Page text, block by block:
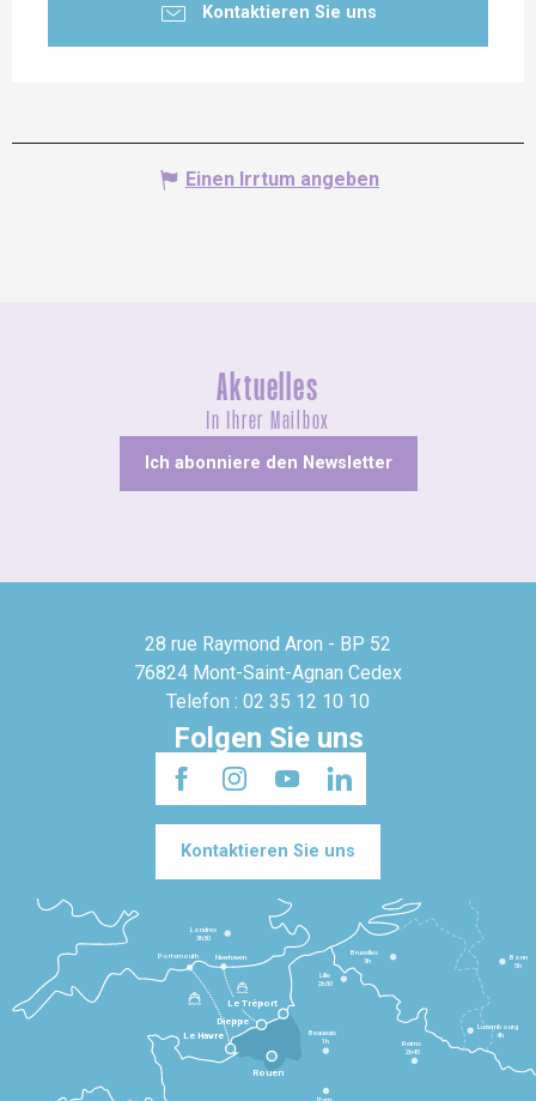
Kontaktieren Sie uns
Einen Irrtum angeben
Aktuelles
In Ihrer Mailbox
Ich abonniere den Newsletter
28 rue Raymond Aron - BP 52
76824 Mont-Saint-Agnan Cedex
Telefon : 02 35 12 10 10
Folgen Sie uns
Kontaktieren Sie uns
Le Havre
Dieppe
Le Tréport
Beauvais
1h
Reims
2h45
Lille
2h30
Bruxelles
3h
Londres
3h30
Newhaven
Portsmouth
Bonn
5h
Luxembourg
4h
Rouen